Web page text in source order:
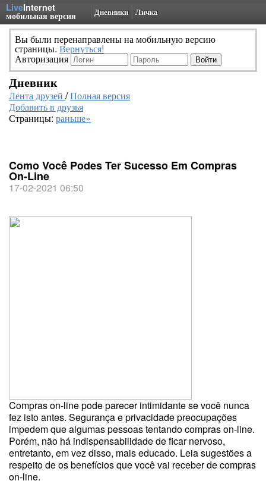
LiveInternet
мобильная версия Дневники Личка
Вы были перенаправлены на мобильную версию
страницы. Вернуться!
Авторизация
Дневник
Лента друзей /Полная версия
Добавить в друзья
Страницы: раньше»
Como Você Podes Ter Sucesso Em Compras
On-Line
17-02-2021 06:50
Compras on-line pode parecer intimidante se você nunca
fez isto antes. Segurança e privacidade preocupações
impedem que algumas pessoas tentando compras on-line.
Porém, não há indispensabilidade de ficar nervoso,
entretanto, em vez disso, mais educado. Leia sugestões a
respeito de os benefícios que você vai receber de compras
on-line.